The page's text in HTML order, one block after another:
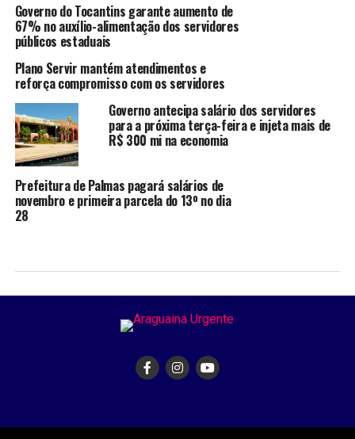
Governo do Tocantins garante aumento de
67% no auxílio-alimentação dos servidores
públicos estaduais
Plano Servir mantém atendimentos e
reforça compromisso com os servidores
Governo antecipa salário dos servidores
para a próxima terça-feira e injeta mais de
R$ 300 mi na economia
Prefeitura de Palmas pagará salários de
novembro e primeira parcela do 13º no dia
28